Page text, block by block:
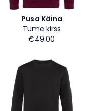
Pusa Käina
Tume kirss
€49.00